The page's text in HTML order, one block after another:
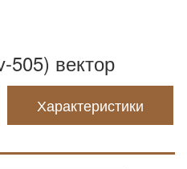
505) вектор
Характеристики